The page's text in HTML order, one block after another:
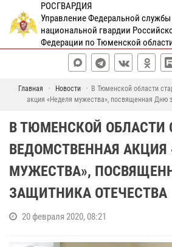
РОСГВАРДИЯ
Управление Федеральной
национальной гвардии
Федерации по Тюменской
Главная Новости
В Тюменской области
акция «Неделя мужества», посвященная Дню
В ТЮМЕНСКОЙ ОБЛАСТИ
ВЕДОМСТВЕННАЯ АКЦИЯ
МУЖЕСТВА»,
ЗАЩИТНИКА ОТЕЧЕСТВА
20 февраля 2020, 08:21